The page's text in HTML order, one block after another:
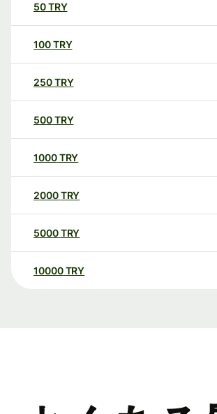
50TRY
100TRY
250TRY
500TRY
1000TRY
2000TRY
5000TRY
10000 TRY